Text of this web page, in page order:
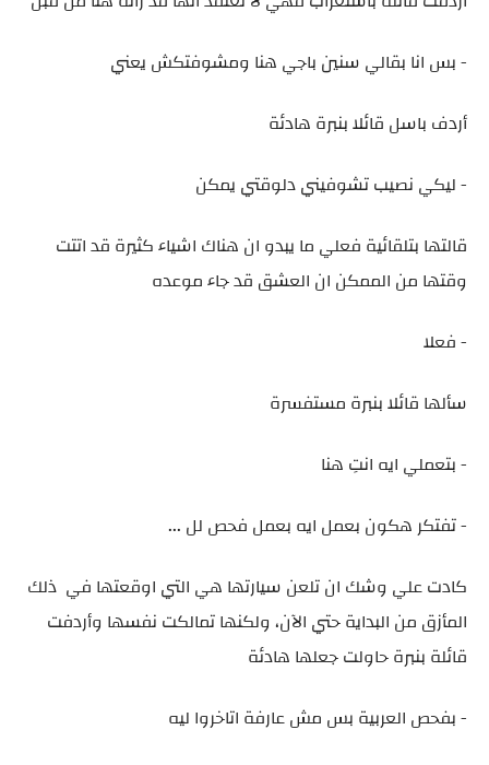
- بس انا بقالي سنين باجي هنا ومشوفتكش يعني
أردف باسل قائلا بنبرة هادئة
- ليكي نصيب تشوفيني دلوقتي يمكن
قالتها بتلقائية فعلي ما يبدو ان هناك اشياء كثيرة قد اتتت
وقتها من الممكن ان العشق قد جاء موعده
- فعلا
سألها قائلا بنبرة مستفسرة
- بتعملي ايه انتِ هنا
- تفتكر هكون بعمل ايه بعمل فحص لل ...
كادت علي وشك ان تلعن سيارتها هي التي اوقعتها في ذلك
المأزق من البداية حتي الآن، ولكنها تمالكت نفسها وأردفت
قائلة بنبرة حاولت جعلها هادئة
- بفحص العربية بس مش عارفة اتاخروا ليه